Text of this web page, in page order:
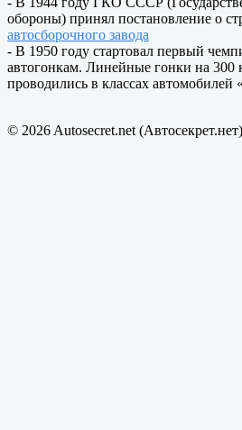
обороны) принял постановление о
автосборочного завода
- В 1950 году стартовал первый
автогонкам. Линейные гонки на
проводились в классах
© 2026 Autosecret.net (Автосекрет.нет)